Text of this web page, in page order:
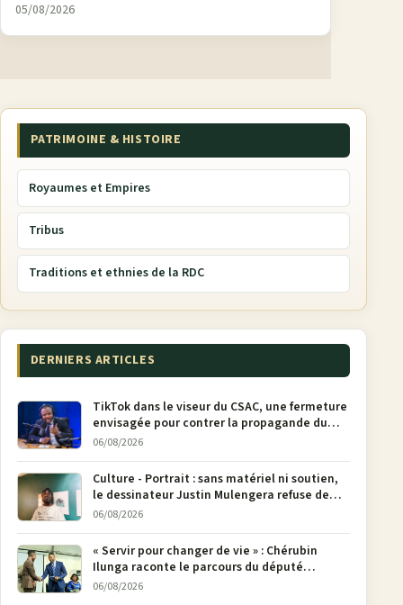
05/08/2026
PATRIMOINE & HISTOIRE
Royaumes et Empires
Tribus
Traditions et ethnies de la RDC
DERNIERS ARTICLES
TikTok dans le viseur du CSAC, une fermeture
envisagée pour contrer la propagande du
M23
06/08/2026
Culture - Portrait : sans matériel ni soutien,
le dessinateur Justin Mulengera refuse de
poser son crayon
06/08/2026
« Servir pour changer de vie » : Chérubin
Ilunga raconte le parcours du député
national Jethro Muyombi Tshimbu en 137
06/08/2026